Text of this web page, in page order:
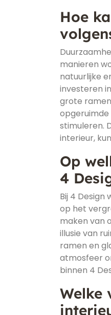
Hoe
manieren
natuurlijke
investeren
grote
stimuleren.
interieur,
Op
4
Bij 4
op het
maken van
illusie van
ramen en
atmosfeer
binnen 4
Welke